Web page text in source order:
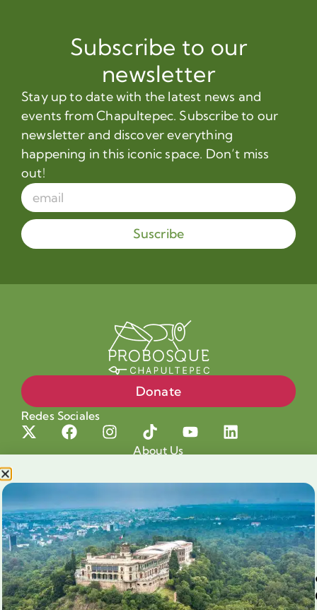
Subscribe to our
newsletter
Stay up to date with the latest news and
events from Chapultepec. Subscribe to our
newsletter and discover everything
happening in this iconic space. Don’t miss
out!
Suscribe
Donate
Redes Sociales
About Us
Our cause
Shop for a cause
Blog
Chapultepec Volunteering
Aliados